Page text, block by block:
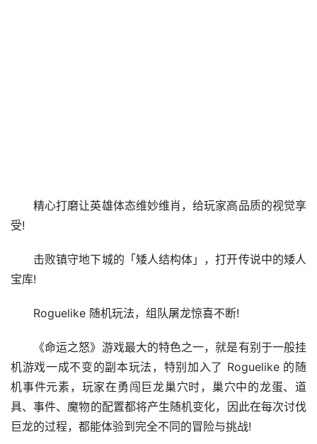
精心打磨让英雄体态维妙维肖，给玩家高品质的视觉享
受!
击败镇守地下城的「矮人结构体」，打开传说中的矮人
宝库!
Roguelike 随机玩法，组队屠龙惊喜不断!
《命运之怒》游戏最大的特色之一，就是有别于一般挂
机游戏一成不变的副本玩法，特别加入了 Roguelike 的随
机事件元素，玩家在勇闯巨龙巢穴时，巢穴中的龙蛋、道
具、事件、魔物的配置都将产生随机变化，因此在每次讨伐
巨龙的过程，都能体验到完全不同的冒险与挑战!